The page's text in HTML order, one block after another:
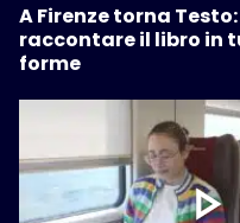
A Firenze torna
raccontare il libro in
forme